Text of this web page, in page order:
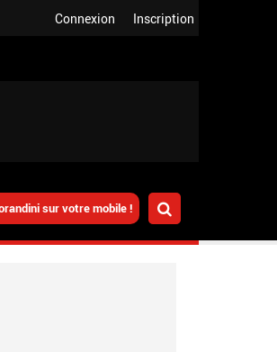
Inscription
Connexion
sur votre mobile !